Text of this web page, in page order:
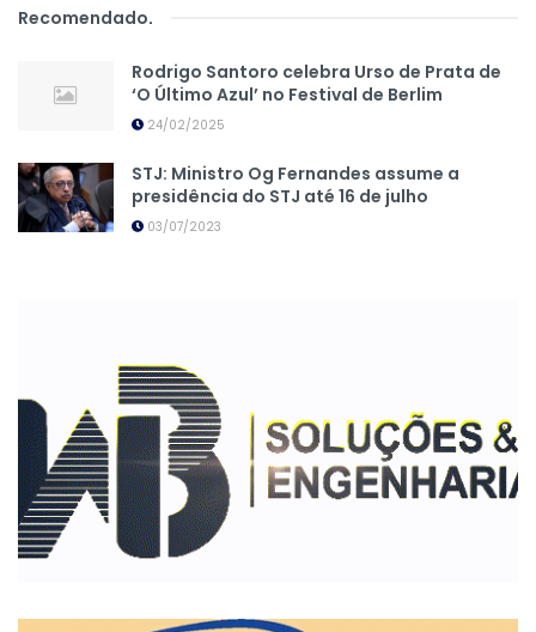
Recomendado.
Rodrigo Santoro celebra Urso de Prata de
‘O Último Azul’ no Festival de Berlim
24/02/2025
STJ: Ministro Og Fernandes assume a
presidência do STJ até 16 de julho
03/07/2023